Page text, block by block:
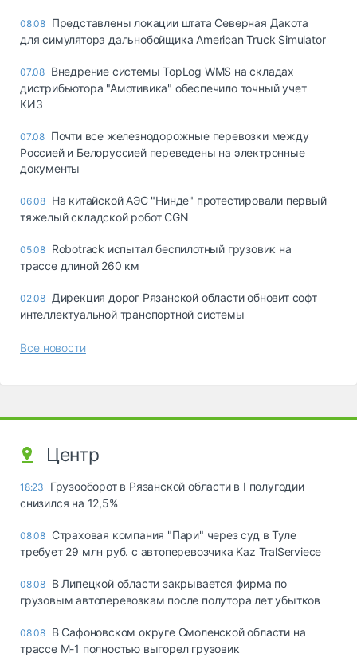
08.08 Представлены локации штата Северная Дакота
для симулятора дальнобойщика American Truck Simulator
07.08 Внедрение системы TopLog WMS на складах
дистрибьютора "Амотивика" обеспечило точный учет
КИЗ
07.08 Почти все железнодорожные перевозки между
Россией и Белоруссией переведены на электронные
документы
06.08 На китайской АЭС "Нинде" протестировали первый
тяжелый складской робот CGN
05.08 Robotrack испытал беспилотный грузовик на
трассе длиной 260 км
02.08 Дирекция дорог Рязанской области обновит софт
интеллектуальной транспортной системы
Все новости
Центр
18:23
Грузооборот в Рязанской области в I полугодии
снизился на 12,5%
08.08 Страховая компания "Пари" через суд в Туле
требует 29 млн руб. с автоперевозчика Kaz TralServiece
08.08 В Липецкой области закрывается фирма по
грузовым автоперевозкам после полутора лет убытков
08.08 В Сафоновском округе Смоленской области на
трассе М-1 полностью выгорел грузовик